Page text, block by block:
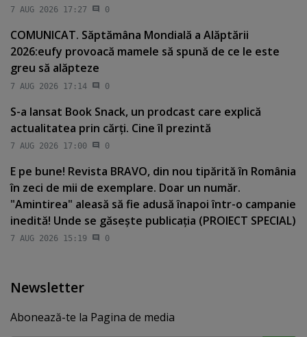
7 AUG 2026 17:27 0
COMUNICAT. Săptămâna Mondială a Alăptării
2026:eufy provoacă mamele să spună de ce le este
greu să alăpteze
7 AUG 2026 17:14 0
S-a lansat Book Snack, un prodcast care explică
actualitatea prin cărţi. Cine îl prezintă
7 AUG 2026 17:00 0
E pe bune! Revista BRAVO, din nou tipărită în România
în zeci de mii de exemplare. Doar un număr.
"Amintirea" aleasă să fie adusă înapoi într-o campanie
inedită! Unde se găseşte publicaţia (PROIECT SPECIAL)
7 AUG 2026 15:19 0
Newsletter
Abonează-te la Pagina de media